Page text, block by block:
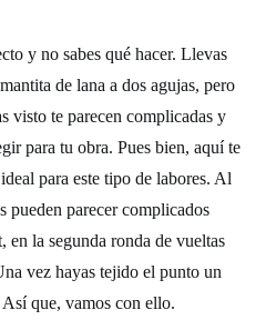
y no sabes qué hacer. Llevas
de lana a dos agujas, pero
visto te parecen complicadas y
para tu obra. Pues bien, aquí te
para este tipo de labores. Al
pueden parecer complicados
en la segunda ronda de vueltas
vez hayas tejido el punto un
que, vamos con ello.